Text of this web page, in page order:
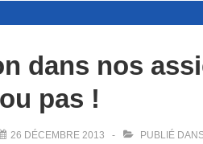
dans nos
pas !
26 DÉCEMBRE 2013 PUBLIÉ